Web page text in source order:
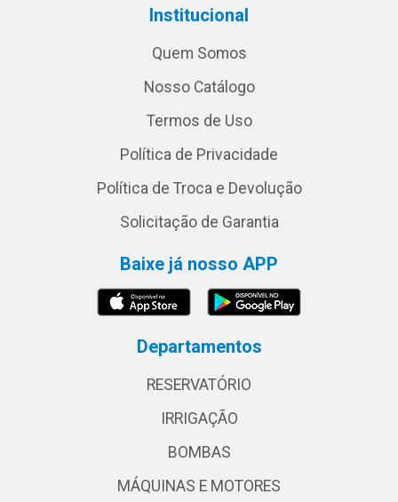
Institucional
Quem Somos
Nosso Catálogo
Termos de Uso
Política de Privacidade
Política de Troca e Devolução
Solicitação de Garantia
Baixe já nosso APP
Departamentos
RESERVATÓRIO
IRRIGAÇÃO
BOMBAS
MÁQUINAS E MOTORES